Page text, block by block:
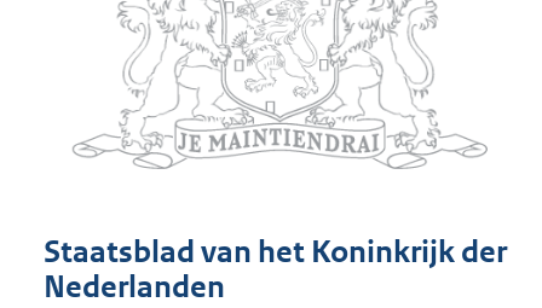
Staatsblad van het Koninkrijk der
Nederlanden